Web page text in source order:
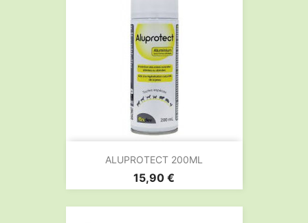
ALUPROTECT 200ML
Prix
15,90 €